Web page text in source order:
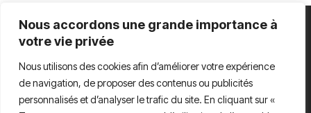
Nous accordons une grande importance à
votre vie privée
Nous utilisons des cookies afin d’améliorer votre expérience
de navigation, de proposer des contenus ou publicités
personnalisés et d’analyser le trafic du site. En cliquant sur «
91 route des romains 67200 Strasbourg
contact@elsass-market.fr